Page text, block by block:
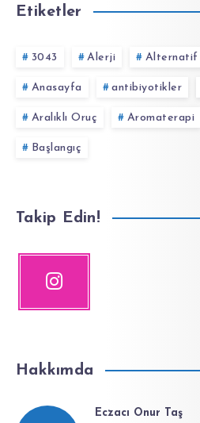
Etiketler
3043 Alerji Alternatif
Anasayfa antibiyotikler
Aralıklı Oruç Aromaterapi
Başlangıç
Takip Edin!
Hakkımda
Eczacı Onur Taş